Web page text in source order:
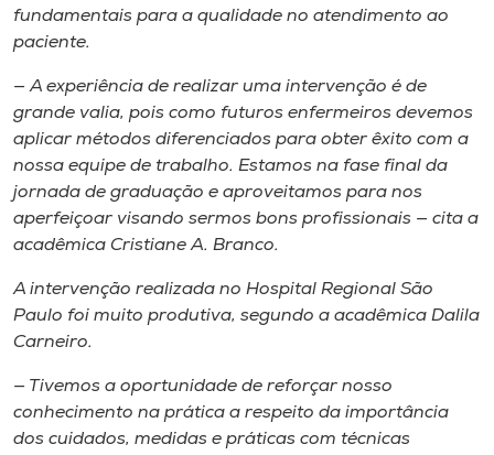
fundamentais para a qualidade no atendimento ao
paciente.
— A experiência de realizar uma intervenção é de
grande valia, pois como futuros enfermeiros devemos
aplicar métodos diferenciados para obter êxito com a
nossa equipe de trabalho. Estamos na fase final da
jornada de graduação e aproveitamos para nos
aperfeiçoar visando sermos bons profissionais — cita a
acadêmica Cristiane A. Branco.
A intervenção realizada no Hospital Regional São
Paulo foi muito produtiva, segundo a acadêmica Dalila
Carneiro.
— Tivemos a oportunidade de reforçar nosso
conhecimento na prática a respeito da importância
dos cuidados, medidas e práticas com técnicas